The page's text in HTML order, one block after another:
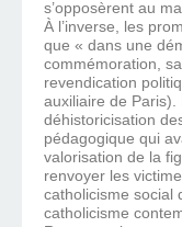
s’opposèrent au
À l’inverse, les
que « dans une
commémoration,
revendication
auxiliaire de Paris).
déhistoricisation
pédagogique qui
valorisation de la
renvoyer les
catholicisme social
catholicisme